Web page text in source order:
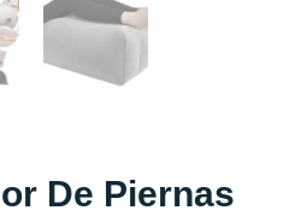
De Piernas